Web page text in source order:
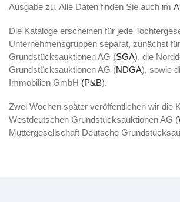
Ausgabe zu. Alle Daten finden Sie auch im
Die Kataloge erscheinen für jede
Unternehmensgruppen separat, zunächst
Grundstücksauktionen AG (SGA), die
Grundstücksauktionen AG (NDGA), sowie
Immobilien GmbH (P&B).
Zwei Wochen später veröffentlichen wir die
Westdeutschen Grundstücksauktionen AG (
Muttergesellschaft Deutsche